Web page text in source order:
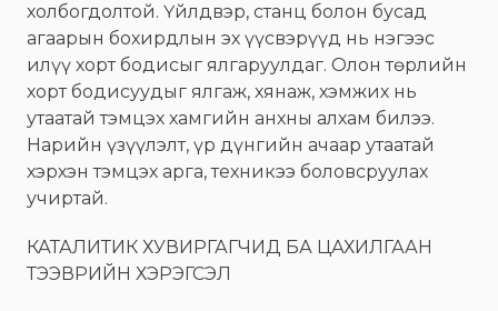
холбогдолтой. Үйлдвэр, станц болон бусад
агаарын бохирдлын эх үүсвэрүүд нь нэгээс
илүү хорт бодисыг ялгаруулдаг. Олон төрлийн
хорт бодисуудыг ялгаж, хянаж, хэмжих нь
утаатай тэмцэх хамгийн анхны алхам билээ.
Нарийн үзүүлэлт, үр дүнгийн ачаар утаатай
хэрхэн тэмцэх арга, техникээ боловсруулах
учиртай.
КАТАЛИТИК ХУВИРГАГЧИД БА ЦАХИЛГААН
ТЭЭВРИЙН ХЭРЭГСЭЛ